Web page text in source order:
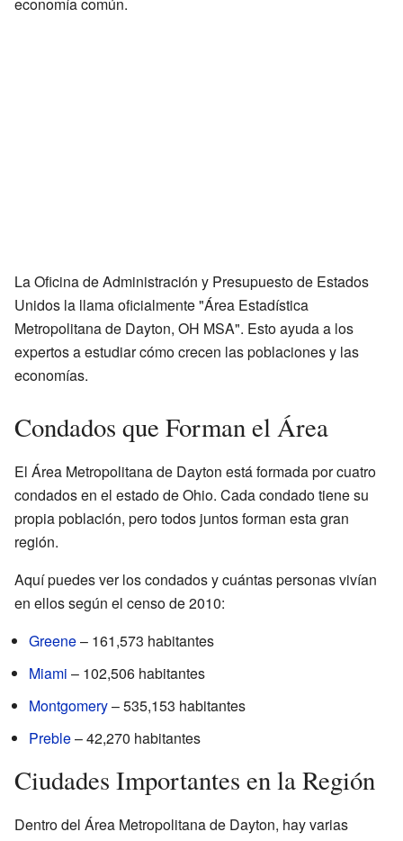
La Oficina de Administración y Presupuesto de Estados
Unidos la llama oficialmente "Área Estadística
Metropolitana de Dayton, OH MSA". Esto ayuda a los
expertos a estudiar cómo crecen las poblaciones y las
economías.
Condados que Forman el Área
El Área Metropolitana de Dayton está formada por cuatro
condados en el estado de Ohio. Cada condado tiene su
propia población, pero todos juntos forman esta gran
región.
Aquí puedes ver los condados y cuántas personas vivían
en ellos según el censo de 2010:
Greene– 161,573 habitantes
Miami – 102,506 habitantes
Montgomery– 535,153 habitantes
Preble– 42,270 habitantes
Ciudades Importantes en la Región
Dentro del Área Metropolitana de Dayton, hay varias